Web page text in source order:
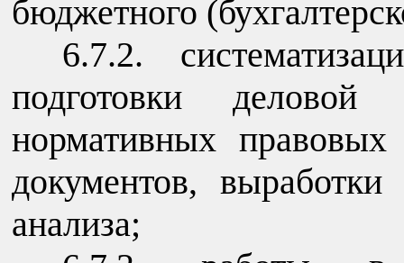
бюджетного
6.7.2.
подготовки деловой
нормативных
документов,
анализа;